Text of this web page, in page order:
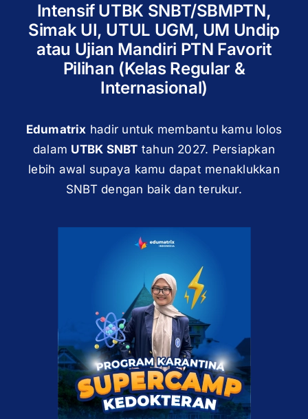
Intensif UTBK SNBT/SBMPTN,
Simak UI, UTUL UGM, UM Undip
atau Ujian Mandiri PTN Favorit
Pilihan (Kelas Regular &
Internasional)
Edumatrix hadir untuk membantu kamu lolos
dalam UTBK SNBT tahun 2027. Persiapkan
lebih awal supaya kamu dapat menaklukkan
SNBT dengan baik dan terukur.